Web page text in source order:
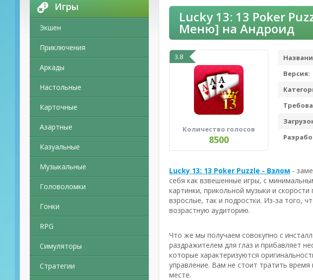
Игры
Экшен
Приключения
Аркады
Настольные
Карточные
Азартные
Казуальные
Музыкальные
Головоломки
Гонки
RPG
Симуляторы
Стратегии
Lucky 13: 13 Poker
Меню] на Андроид
3.8
Количество голосов
8500
Версия:
Lucky 13: 13 Poker Puzzle - Взлом -
себя как взвешенные игры, с
картинки, прикольной музыки и
взрослые, так и подростки. Из-за того,
возрастную аудиторию.
Что же мы получаем совокупно с
раздражителем для глаз и прибавляет
которые характеризуются
управление. Вам не стоит тратить время
месте.